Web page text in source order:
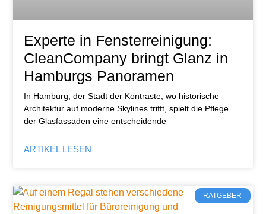
Experte in Fensterreinigung:
CleanCompany bringt Glanz in
Hamburgs Panoramen
In Hamburg, der Stadt der Kontraste, wo historische
Architektur auf moderne Skylines trifft, spielt die Pflege
der Glasfassaden eine entscheidende
ARTIKEL LESEN
RATGEBER